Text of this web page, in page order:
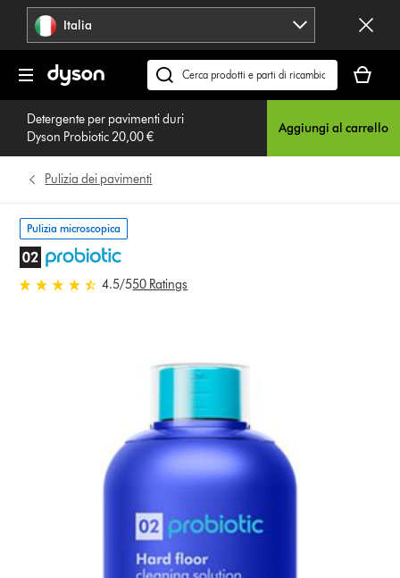
navigazione Italia
Cerca
su
dyson.it
carrello
è
Detergente per pavimenti duri
Dyson Probiotic 20,00 €
Aggiungi al carrello
Pulizia dei pavimenti
Pulizia microscopica
4.5 stelle su 5 da 50 Ratings
4.5/550 Ratings